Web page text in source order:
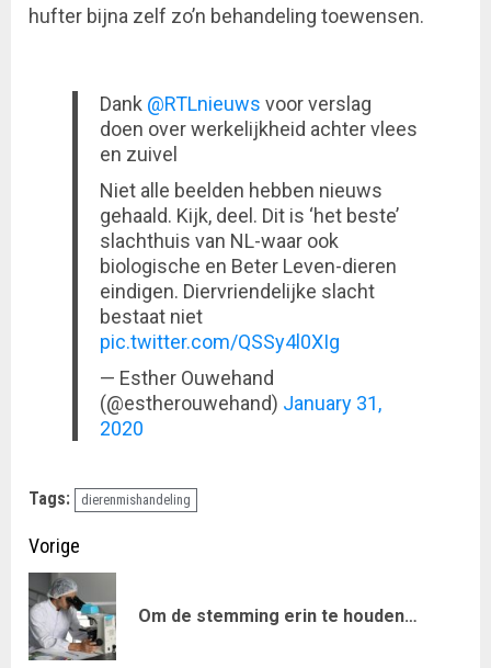
hufter bijna zelf zo’n behandeling toewensen.
Dank @RTLnieuws voor verslag
doen over werkelijkheid achter vlees
en zuivel
Niet alle beelden hebben nieuws
gehaald. Kijk, deel. Dit is ‘het beste’
slachthuis van NL-waar ook
biologische en Beter Leven-dieren
eindigen. Diervriendelijke slacht
bestaat niet
pic.twitter.com/QSSy4l0XIg
— Esther Ouwehand
(@estherouwehand) January 31,
2020
Tags: dierenmishandeling
Doorgaan
met
lezen
Vorige
Om de stemming erin te houden…